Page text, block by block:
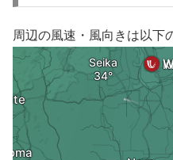
周辺の風速・風向きは以下